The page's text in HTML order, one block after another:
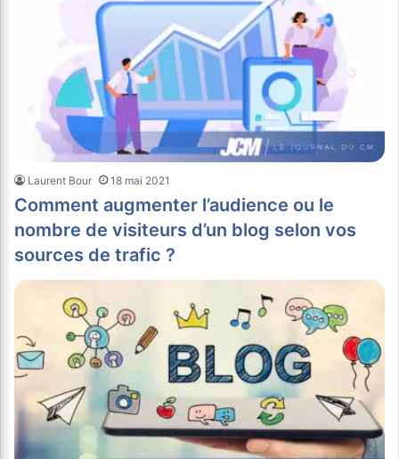
Laurent Bour 18 mai 2021
Comment augmenter l’audience ou le
nombre de visiteurs d’un blog selon vos
sources de trafic ?